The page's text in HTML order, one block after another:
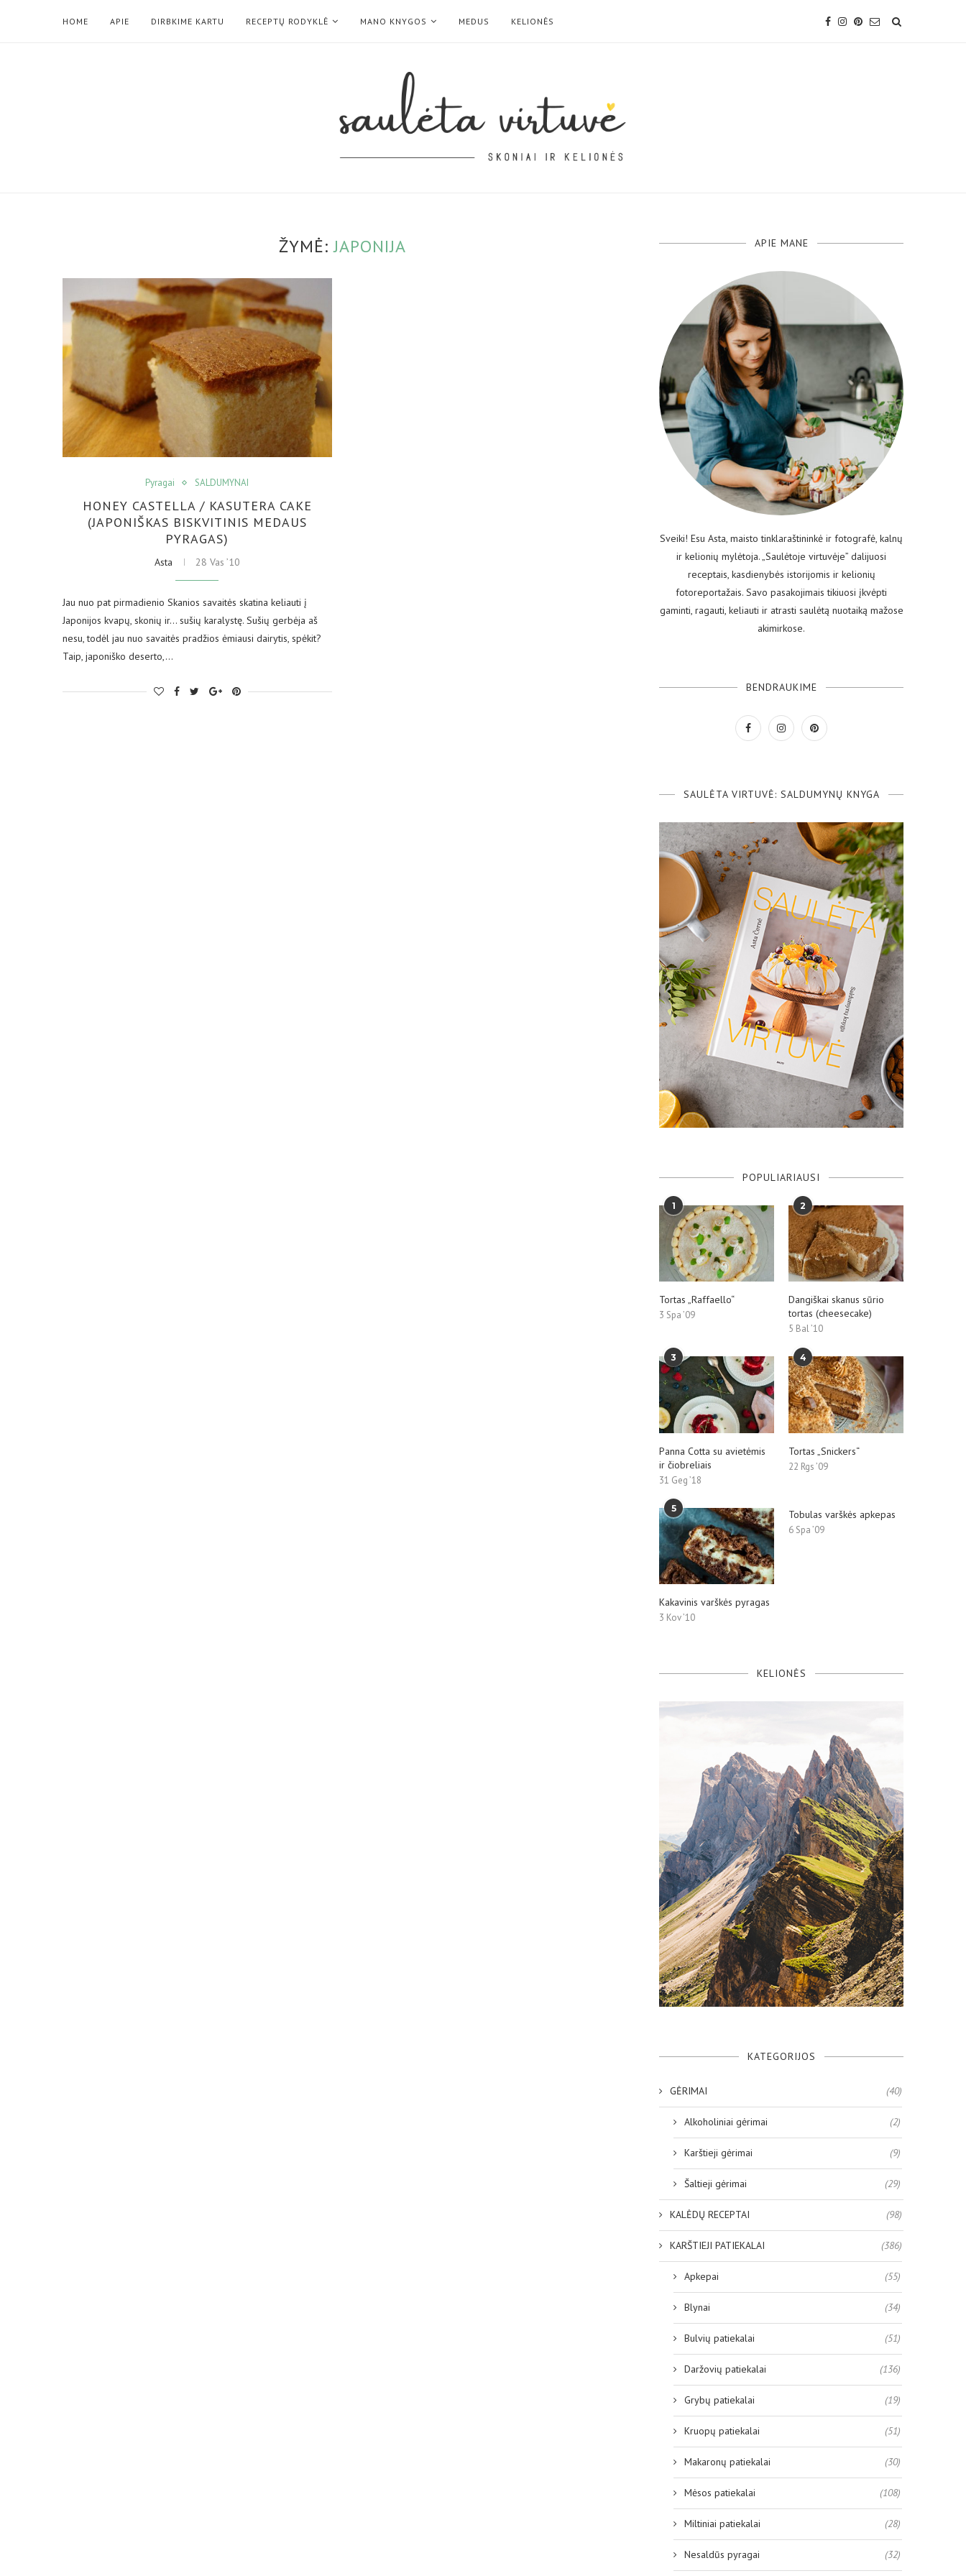
HOME APIE DIRBKIME KARTU RECEPTŲ RODYKLĖ MANO KNYGOS MEDUS KELIONĖS
ŽYMĖ:JAPONIJA
Pyragai SALDUMYNAI
HONEY CASTELLA / KASUTERA CAKE
(JAPONIŠKAS BISKVITINIS MEDAUS
PYRAGAS)
Asta 28 Vas ’10
Jau nuo pat pirmadienio Skanios savaitės skatina keliauti į
Japonijos kvapų, skonių ir… sušių karalystę. Sušių gerbėja aš
nesu, todėl jau nuo savaitės pradžios ėmiausi dairytis, spėkit?
Taip, japoniško deserto,…
APIE MANE
Sveiki! Esu Asta, maisto tinklaraštininkė ir fotografė, kalnų
ir kelionių mylėtoja. „Saulėtoje virtuvėje” dalijuosi
receptais, kasdienybės istorijomis ir kelionių
fotoreportažais. Savo pasakojimais tikiuosi įkvėpti
gaminti, ragauti, keliauti ir atrasti saulėtą nuotaiką mažose
akimirkose.
BENDRAUKIME
SAULĖTA VIRTUVĖ: SALDUMYNŲ KNYGA
POPULIARIAUSI
1
Tortas „Raffaello“
3 Spa ’09
2
Dangiškai skanus sūrio
tortas (cheesecake)
5 Bal ’10
3
Panna Cotta su avietėmis
ir čiobreliais
31 Geg ’18
4
Tortas „Snickers“
22 Rgs ’09
5
Kakavinis varškės pyragas
3 Kov ’10
Tobulas varškės apkepas
6 Spa ’09
KELIONĖS
KATEGORIJOS
GĖRIMAI (40)
Alkoholiniai gėrimai (2)
Karštieji gėrimai (9)
Šaltieji gėrimai (29)
KALĖDŲ RECEPTAI (98)
KARŠTIEJI PATIEKALAI (386)
Apkepai (55)
Blynai (34)
Bulvių patiekalai (51)
Daržovių patiekalai (136)
Grybų patiekalai (19)
Kruopų patiekalai (51)
Makaronų patiekalai (30)
Mėsos patiekalai (108)
Miltiniai patiekalai (28)
Nesaldūs pyragai (32)